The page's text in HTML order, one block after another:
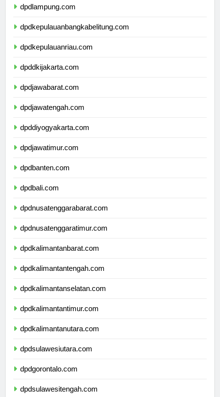
dpdlampung.com
dpdkepulauanbangkabelitung.com
dpdkepulauanriau.com
dpddkijakarta.com
dpdjawabarat.com
dpdjawatengah.com
dpddiyogyakarta.com
dpdjawatimur.com
dpdbanten.com
dpdbali.com
dpdnusatenggarabarat.com
dpdnusatenggaratimur.com
dpdkalimantanbarat.com
dpdkalimantantengah.com
dpdkalimantanselatan.com
dpdkalimantantimur.com
dpdkalimantanutara.com
dpdsulawesiutara.com
dpdgorontalo.com
dpdsulawesitengah.com